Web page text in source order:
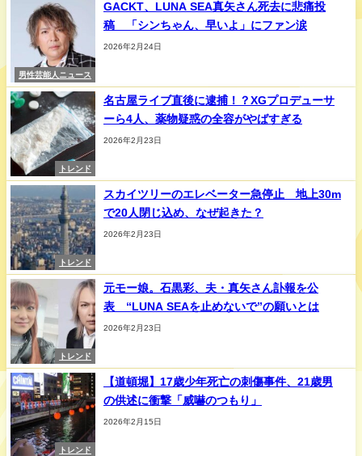
男性芸能人ニュース
GACKT、LUNA SEA真矢さん死去に悲痛投
稿 「シンちゃん、早いよ」にファン涙
2026年2月24日
トレンド
名古屋ライブ直後に逮捕！？XGプロデューサ
ーら4人、薬物疑惑の全容がやばすぎる
2026年2月23日
トレンド
スカイツリーのエレベーター急停止 地上30m
で20人閉じ込め、なぜ起きた？
2026年2月23日
トレンド
元モー娘。石黒彩、夫・真矢さん訃報を公
表 “LUNA SEAを止めないで”の願いとは
2026年2月23日
トレンド
【道頓堀】17歳少年死亡の刺傷事件、21歳男
の供述に衝撃「威嚇のつもり」
2026年2月15日